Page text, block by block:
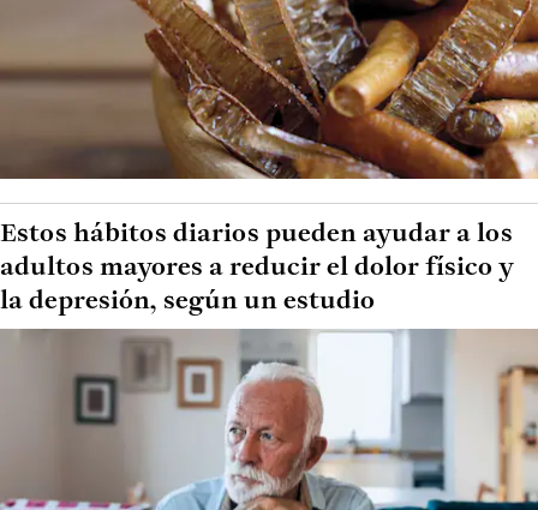
Estos hábitos diarios pueden ayudar a los
adultos mayores a reducir el dolor físico y
la depresión, según un estudio